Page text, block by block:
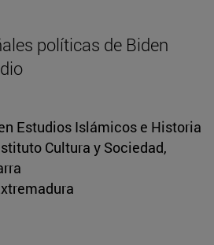
políticas de Biden
Estudios Islámicos e Historia
Cultura y Sociedad,